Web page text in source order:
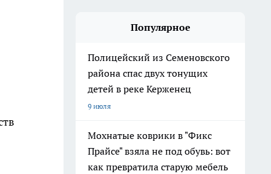
Популярное
Полицейский из Семеновского
района спас двух тонущих
детей в реке Керженец
9 июля
Мохнатые коврики в "Фикс
Прайсе" взяла не под обувь: вот
как превратила старую мебель